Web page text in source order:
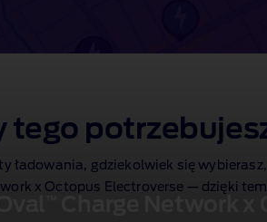
tego
ładowania, gdziekolwiek się
x Octopus Electroverse — dzięki